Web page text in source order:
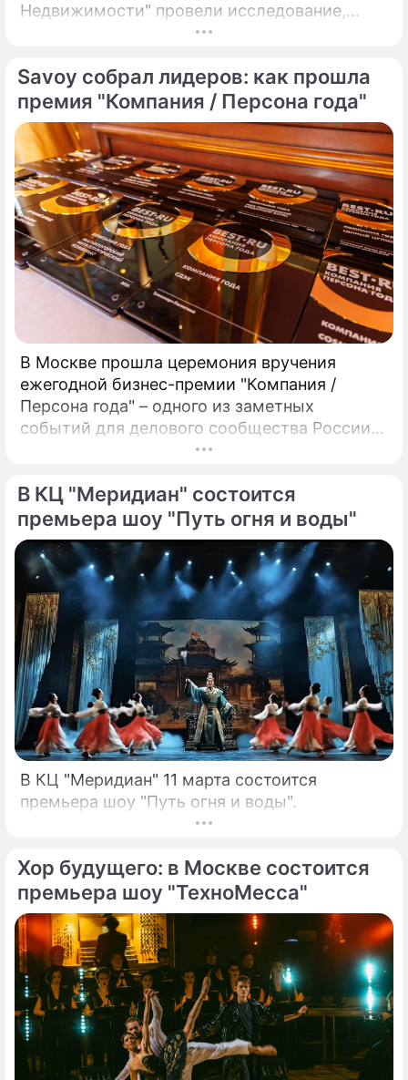
Недвижимости" провели исследование,
основанное на данных анализа звонков
опросе 274 экспертов, аналитиков и топ-
менеджеров рынка недвижимости.
Savoy собрал лидеров: как прошла
премия "Компания / Персона года"
В Москве прошла церемония вручения
ежегодной бизнес-премии "Компания /
Персона года" – одного из заметных
событий для делового сообщества России.
Премия, учрежденная в 1998 году,
компаний, брендов и отдельных персон, чьи
результаты и коммуникации получают
общественное признание. Программа
мероприятия включала не только
награждение лауреатов, но и показы
дизайнерских коллекций.
В КЦ "Меридиан" состоится
премьера шоу "Путь огня и воды"
В КЦ "Меридиан" 11 марта состоится
премьера шоу "Путь огня и воды".
Хор будущего: в Москве состоится
премьера шоу "ТехноМесса"